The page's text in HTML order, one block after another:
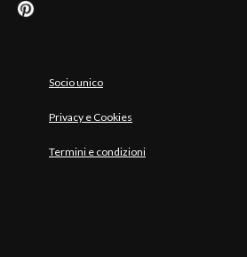
Socio unico
Privacy e Cookies
Termini e condizioni